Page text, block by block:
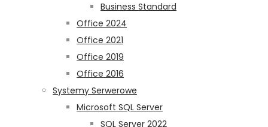
Business Standard
Office 2024
Office 2021
Office 2019
Office 2016
Systemy Serwerowe
Microsoft SQL Server
SQL Server 2022